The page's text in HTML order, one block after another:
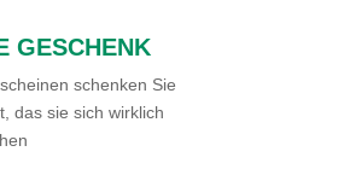
GESCHENK
schenken Sie
das sie sich wirklich